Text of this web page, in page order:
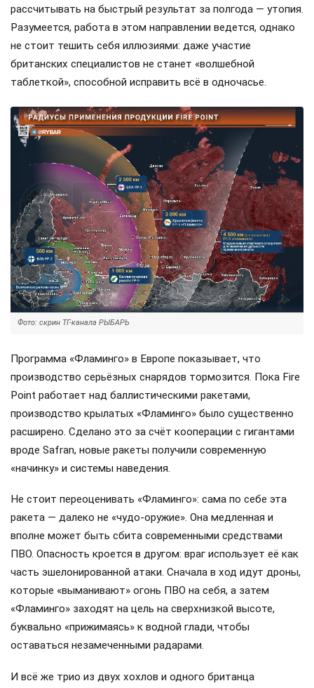
рассчитывать на быстрый результат за полгода — утопия.
Разумеется, работа в этом направлении ведется, однако
не стоит тешить себя иллюзиями: даже участие
британских специалистов не станет «волшебной
таблеткой», способной исправить всё в одночасье.
Фото: скрин ТГ-канала РЫБАРЬ
Программа «Фламинго» в Европе показывает, что
производство серьёзных снарядов тормозится. Пока Fire
Point работает над баллистическими ракетами,
производство крылатых «Фламинго» было существенно
расширено. Сделано это за счёт кооперации с гигантами
вроде Safran, новые ракеты получили современную
«начинку» и системы наведения.
Не стоит переоценивать «Фламинго»: сама по себе эта
ракета — далеко не «чудо-оружие». Она медленная и
вполне может быть сбита современными средствами
ПВО. Опасность кроется в другом: враг использует её как
часть эшелонированной атаки. Сначала в ход идут дроны,
которые «выманивают» огонь ПВО на себя, а затем
«Фламинго» заходят на цель на сверхнизкой высоте,
буквально «прижимаясь» к водной глади, чтобы
оставаться незамеченными радарами.
И всё же трио из двух хохлов и одного британца